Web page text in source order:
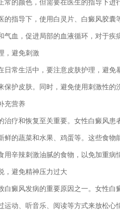
常的颜色，但需要在医生的指导下进
指导下，使用白灵片、白癜风胶囊
气血，促进局部的血液循环，对于疾
避免刺激
常生活中，要注意皮肤护理，避免
保护皮肤。同时，避免使用刺激性的
充营养
疗和恢复至关重要。女性白癜风患
鲜的蔬菜和水果、鸡蛋等。这些食
用辛辣刺激油腻的食物，以免加重病
避免精神压力过大
癜风发病的重要原因之一。女性白
运动、听音乐、阅读等方式来放松心